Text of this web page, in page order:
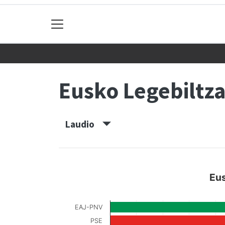
Eusko
Laudio
EAJ-PNV
PSE